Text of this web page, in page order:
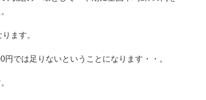
ます。
では足りないということになります・・。